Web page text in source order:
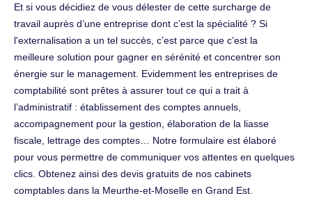
Et si vous décidiez de vous délester de cette surcharge de
travail auprès d’une entreprise dont c’est la spécialité ? Si
l'externalisation a un tel succès, c’est parce que c’est la
meilleure solution pour gagner en sérénité et concentrer son
énergie sur le management. Evidemment les entreprises de
comptabilité sont prêtes à assurer tout ce qui a trait à
l’administratif : établissement des comptes annuels,
accompagnement pour la gestion, élaboration de la liasse
fiscale, lettrage des comptes… Notre formulaire est élaboré
pour vous permettre de communiquer vos attentes en quelques
clics. Obtenez ainsi des devis gratuits de nos cabinets
comptables dans la Meurthe-et-Moselle en Grand Est.